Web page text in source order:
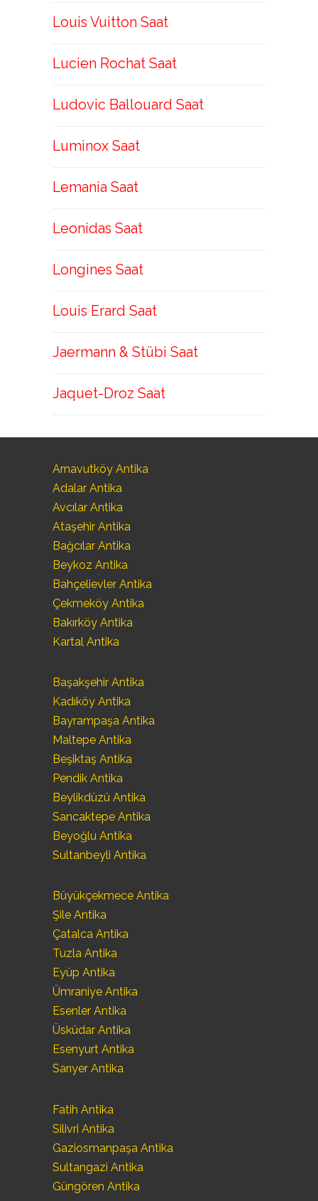
Louis Vuitton Saat
Lucien Rochat Saat
Ludovic Ballouard Saat
Luminox Saat
Lemania Saat
Leonidas Saat
Longines Saat
Louis Erard Saat
Jaermann & Stübi Saat
Jaquet-Droz Saat
Arnavutköy Antika
Adalar Antika
Avcılar Antika
Ataşehir Antika
Bağcılar Antika
Beykoz Antika
Bahçelievler Antika
Çekmeköy Antika
Bakırköy Antika
Kartal Antika
Başakşehir Antika
Kadıköy Antika
Bayrampaşa Antika
Maltepe Antika
Beşiktaş Antika
Pendik Antika
Beylikdüzü Antika
Sancaktepe Antika
Beyoğlu Antika
Sultanbeyli Antika
Büyükçekmece Antika
Şile Antika
Çatalca Antika
Tuzla Antika
Eyüp Antika
Ümraniye Antika
Esenler Antika
Üsküdar Antika
Esenyurt Antika
Sarıyer Antika
Fatih Antika
Silivri Antika
Gaziosmanpaşa Antika
Sultangazi Antika
Güngören Antika